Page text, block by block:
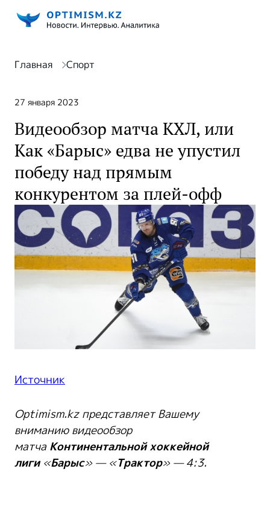
Главная Спорт
27 января 2023
Видеообзор матча КХЛ, или
Как «Барыс» едва не упустил
победу над прямым
конкурентом за плей-офф
Источник
Optimism.kz представляет Вашему
вниманию видеообзор
матчаКонтинентальной хоккейной
лиги«Барыс» — «Трактор» — 4:3.